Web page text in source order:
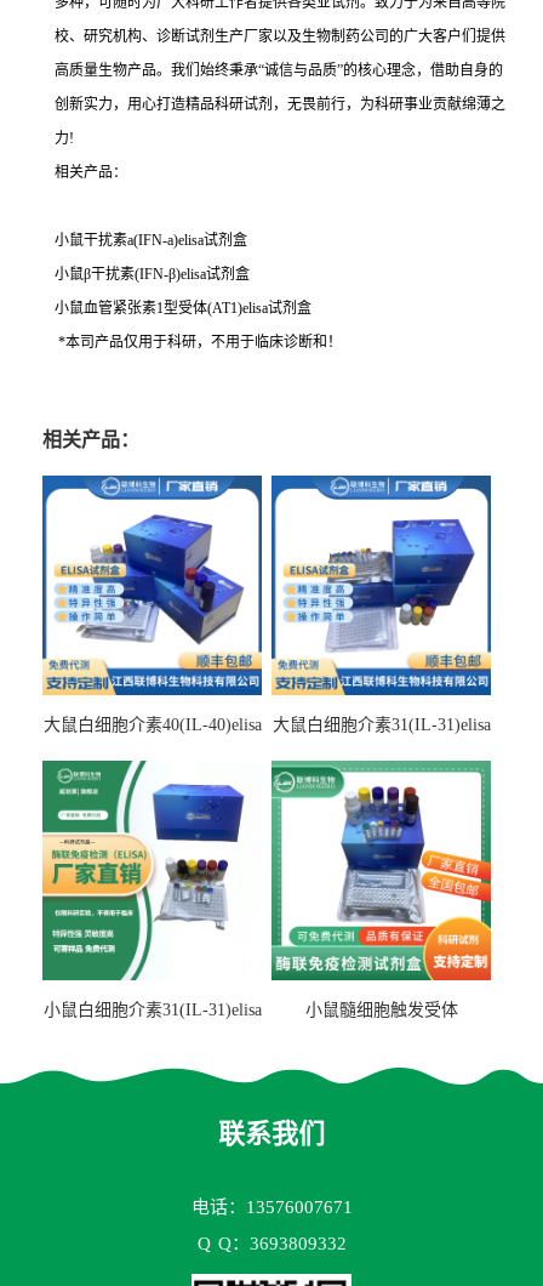
校、研究机构、诊断试剂生产厂家以及生物制药公司的广大客户们提供
高质量生物产品。我们始终秉承“诚信与品质”的核心理念，借助自身的
创新实力，用心打造精品科研试剂，无畏前行，为科研事业贡献绵薄之
力!
相关产品：
小鼠干扰素a(IFN-a)elisa试剂盒
小鼠β干扰素(IFN-β)elisa试剂盒
小鼠血管紧张素1型受体(AT1)elisa试剂盒
*本司产品仅用于科研，不用于临床诊断和！
相关产品：
大鼠白细胞介素40(IL-40)elisa
大鼠白细胞介素31(IL-31)elisa
小鼠白细胞介素31(IL-31)elisa
小鼠髓细胞触发受体
联系我们
电话：13576007671
Q Q：3693809332